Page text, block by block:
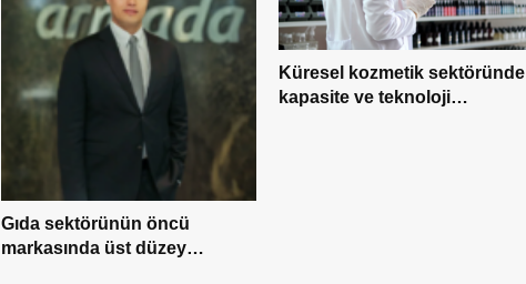
Gıda sektörünün öncü
markasında üst düzey
Küresel kozmetik sektöründe
kapasite ve teknoloji